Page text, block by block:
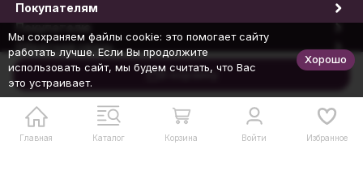
В корзину
Главная Каталог Корзина Войти Избранное
Покупателям
Покупателю
Обратная связь
© 1998-2026 Еврогифт
Мы сохраняем файлы cookie: это помогает сайту
работать лучше. Если Вы продолжите
использовать сайт, мы будем считать, что Вас
это устраивает.
Хорошо